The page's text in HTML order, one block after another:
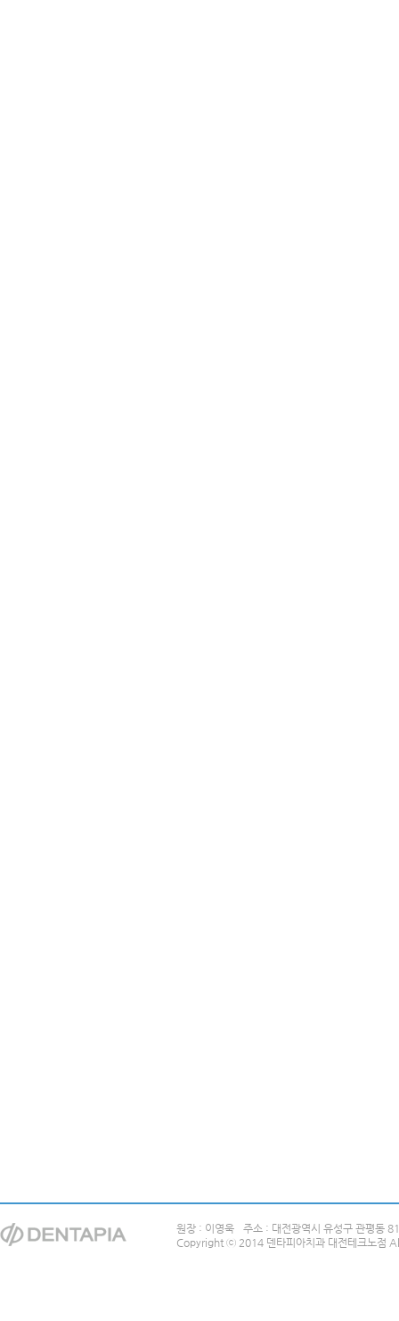
원장 : 이영욱
주소 : 대전광역시 유성구 관평동
Copyright ⓒ 2014 덴타피아치과 대전테크노점